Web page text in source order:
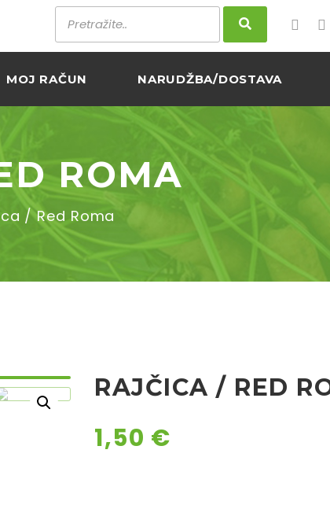
MOJ RAČUN NARUDŽBA/DOSTAVA
ROMA
/ Red Roma
RAJČICA / RED
1,50 €